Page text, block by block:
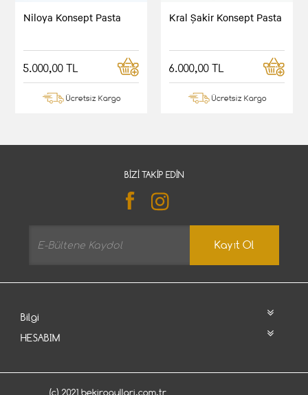
Niloya Konsept Pasta
5.000,00 TL
Ücretsiz Kargo
Kral Şakir Konsept Pasta
6.000,00 TL
Ücretsiz Kargo
BIZI TAKIP EDIN
Kayıt Ol
Bilgi
HESABIM
(c) 2021 bekirogullari.com.tr